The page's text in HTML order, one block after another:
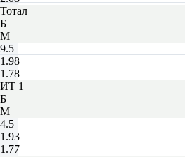
Тотал
Б
М
9.5
1.98
1.78
ИТ 1
Б
М
4.5
1.93
1.77